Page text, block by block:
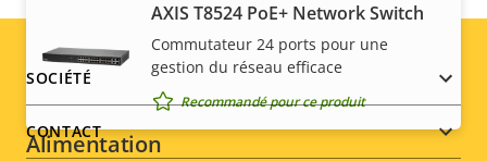
Conçu pour être repeint –
Développement durable
Alimentation
AXIS T8524 PoE+ Network Switch
Commutateur 24 ports pour une
gestion du réseau efficace
Recommandé pour ce produit
Footer
menu
SOCIÉTÉ
CONTACT